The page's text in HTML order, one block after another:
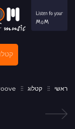
ראשי קטלוג